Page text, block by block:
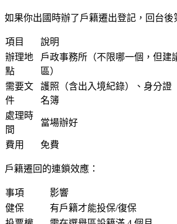
如果你出國時辦了戶籍遷出登記，回台後
項目
說明
辦理地
點
戶政事務所（不限哪一個，但建
區）
需要文
件
護照（含出入境紀錄）、身分證
名簿
處理時
間
當場辦好
費用 免費
戶籍遷回的連鎖效應：
事項
影響
健保
有戶籍才能投保/復保